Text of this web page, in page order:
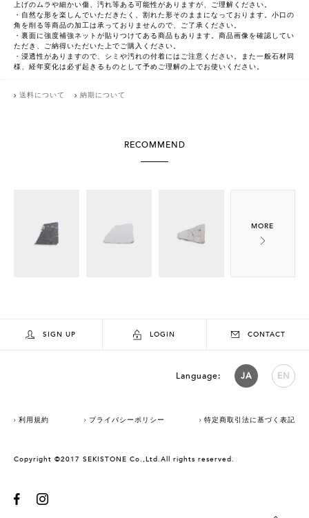
上げのムラや細かい傷、汚れ等ある可能性がありますが、ご理解ください。
・自然な形を楽しんでいただきたく、割れた形そのままになっております。小口の
角を削る等商品の加工は承っておりませんので、ご了承ください。
・裏面に強度補強ネットが貼りつけてある商品もあります。商品画像を確認してい
ただき、ご納得いただいた上でご購入ください。
・浸透性がありますので、シミや汚れの付着にはご注意ください。また一般石材同
様、経年変化は必ず起きるものとして予めご理解の上でお使いください。
送料について 納期について
RECOMMEND
SIGN UP LOGIN CONTACT
Language: JA EN
利用規約 プライバシーポリシー 特定商取引法に基づく表記
Copyright ©2017 SEKISTONE Co.,Ltd.All rights reserved.